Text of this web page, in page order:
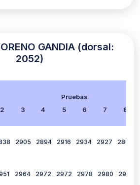
GANDIA (dorsal:
2052)
Pruebas
2 3 4 5 6 7 8
2905 2894 2916 2934 2927 2805
2964 2972 2972 2978 2980 2943